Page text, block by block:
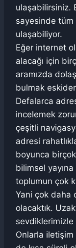
ulaşabilirsiniz.
sayesinde tüm
ulaşabiliyor.
Eğer internet
alacağı için
aramızda
bulmak
Defalarca
incelemek
çeşitli
adresi
boyunca
bilimsel
toplumun çok
Yani çok daha
olacaktık.
sevdiklerimizle
Onlarla iletişim